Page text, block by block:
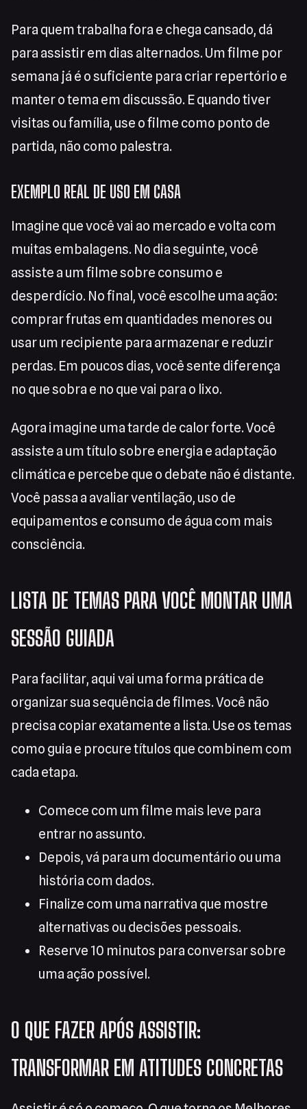
Para quem trabalha fora e chega cansado, dá
para assistir em dias alternados. Um filme por
semana já é o suficiente para criar repertório e
manter o tema em discussão. E quando tiver
visitas ou família, use o filme como ponto de
partida, não como palestra.
EXEMPLO REAL DE USO EM CASA
Imagine que você vai ao mercado e volta com
muitas embalagens. No dia seguinte, você
assiste a um filme sobre consumo e
desperdício. No final, você escolhe uma ação:
comprar frutas em quantidades menores ou
usar um recipiente para armazenar e reduzir
perdas. Em poucos dias, você sente diferença
no que sobra e no que vai para o lixo.
Agora imagine uma tarde de calor forte. Você
assiste a um título sobre energia e adaptação
climática e percebe que o debate não é distante.
Você passa a avaliar ventilação, uso de
equipamentos e consumo de água com mais
consciência.
LISTA DE TEMAS PARA VOCÊ MONTAR UMA
SESSÃO GUIADA
Para facilitar, aqui vai uma forma prática de
organizar sua sequência de filmes. Você não
precisa copiar exatamente a lista. Use os temas
como guia e procure títulos que combinem com
cada etapa.
Comece com um filme mais leve para
entrar no assunto.
Depois, vá para um documentário ou uma
história com dados.
Finalize com uma narrativa que mostre
alternativas ou decisões pessoais.
Reserve 10 minutos para conversar sobre
uma ação possível.
O QUE FAZER APÓS ASSISTIR:
TRANSFORMAR EM ATITUDES CONCRETAS